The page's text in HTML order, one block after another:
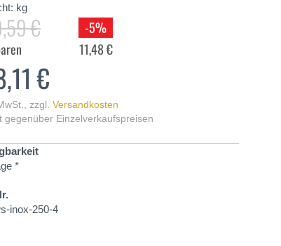
kg
€
-5%
11,48 €
€
zzgl. Versandkosten
gegenüber Einzelverkaufspreisen
*
inox-250-4